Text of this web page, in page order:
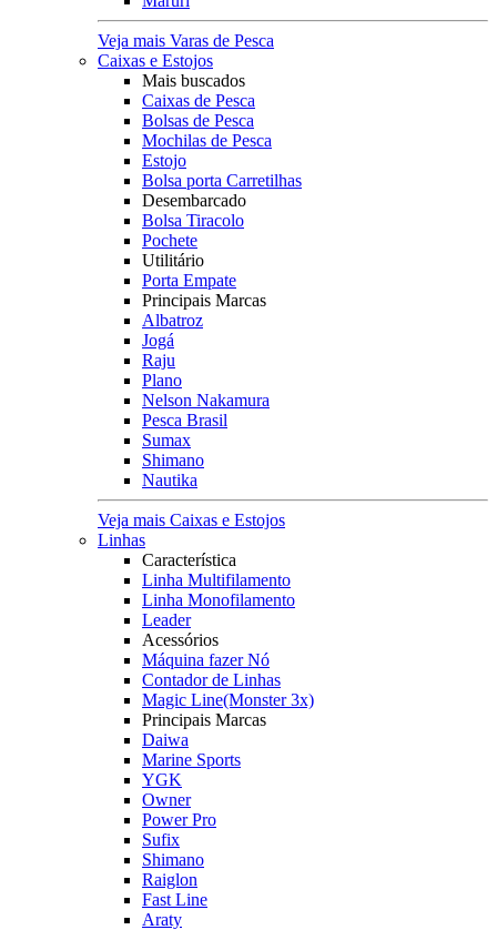
Veja mais Varas de Pesca
Caixas e Estojos
Mais buscados
Caixas de Pesca
Bolsas de Pesca
Mochilas de Pesca
Estojo
Bolsa porta Carretilhas
Desembarcado
Bolsa Tiracolo
Pochete
Utilitário
Porta Empate
Principais Marcas
Albatroz
Jogá
Raju
Plano
Nelson Nakamura
Pesca Brasil
Sumax
Shimano
Nautika
Veja mais Caixas e Estojos
Linhas
Característica
Linha Multifilamento
Linha Monofilamento
Leader
Acessórios
Máquina fazer Nó
Contador de Linhas
Magic Line(Monster 3x)
Principais Marcas
Daiwa
Marine Sports
YGK
Owner
Power Pro
Sufix
Shimano
Raiglon
Fast Line
Araty